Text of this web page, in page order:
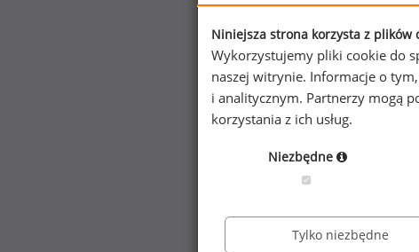
Niniejsza strona korzysta z plików
Wykorzystujemy pliki cookie do
naszej witrynie. Informacje o
i analitycznym. Partnerzy mogą
korzystania z ich usług.
Niezbędne
Tylko niezbędne